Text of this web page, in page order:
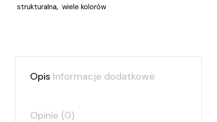
strukturalna, wiele kolorów
Opis Informacje dodatkowe
Opinie (0)